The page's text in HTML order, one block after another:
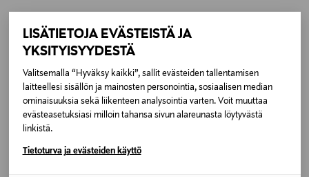
LISÄTIETOJA EVÄSTEISTÄ JA
YKSITYISYYDESTÄ
Valitsemalla “Hyväksy kaikki”, sallit evästeiden tallentamisen
laitteellesi sisällön ja mainosten personointia, sosiaalisen median
ominaisuuksia sekä liikenteen analysointia varten. Voit muuttaa
evästeasetuksiasi milloin tahansa sivun alareunasta löytyvästä
linkistä.
Tietoturva ja evästeiden käyttö
Karup Design A/S
Lollandsvej 4E, 7400 Herning, Denmark
Digitaalinen osoite
mail@karupdesign.com
LISÄÄ KIINNOSTAVIA
TUOTTEITA